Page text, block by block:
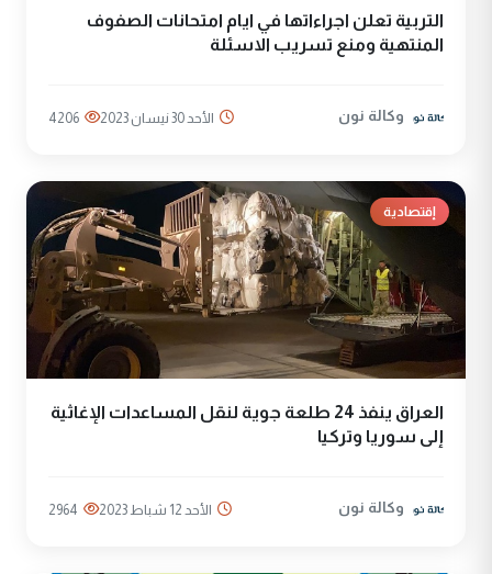
التربية تعلن اجراءاتها في ايام امتحانات الصفوف
المنتهية ومنع تسريب الاسئلة
وكالة نون الأحد 30 نيسان 2023 4206
إقتصادية
العراق ينفذ 24 طلعة جوية لنقل المساعدات الإغاثية
إلى سوريا وتركيا
وكالة نون الأحد 12 شباط 2023 2964